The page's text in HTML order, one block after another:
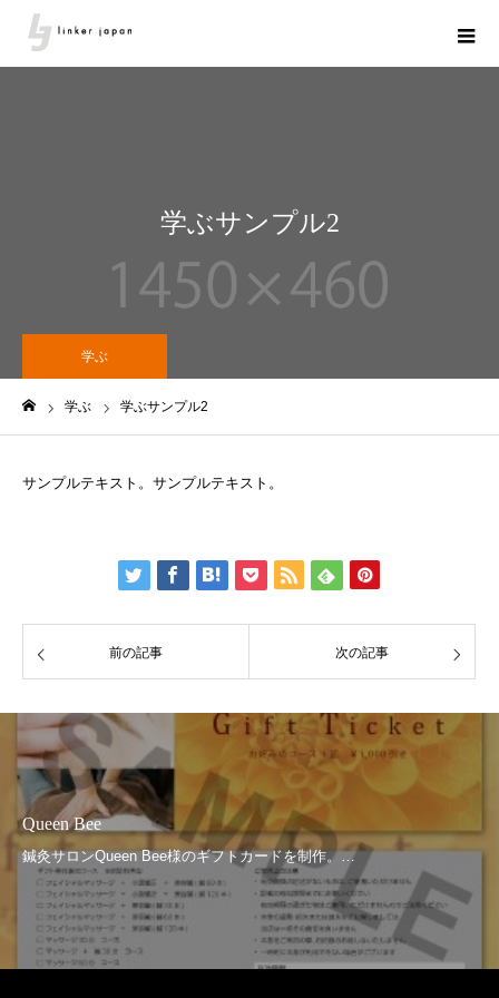
学ぶサンプル2
学ぶ
学ぶ 学ぶサンプル2
サンプルテキスト。サンプルテキスト。
前の記事 次の記事
Queen Bee